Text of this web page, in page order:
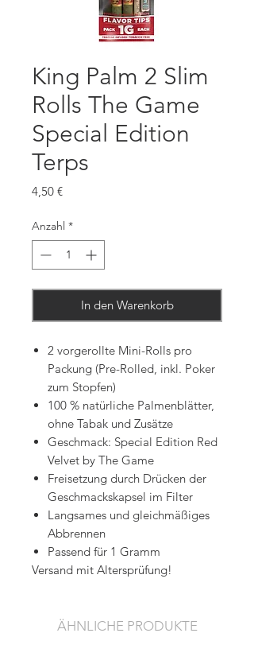
King Palm 2 Slim
Rolls The Game
Special Edition
Terps
4,50 €Preis
Anzahl *
In den Warenkorb
2 vorgerollte Mini-Rolls pro
Packung (Pre-Rolled, inkl. Poker
zum Stopfen)
100 % natürliche Palmenblätter,
ohne Tabak und Zusätze
Geschmack: Special Edition Red
Velvet by The Game
Freisetzung durch Drücken der
Geschmackskapsel im Filter
Langsames und gleichmäßiges
Abbrennen
Passend für 1 Gramm
Versand mit Altersprüfung!
ÄHNLICHE PRODUKTE